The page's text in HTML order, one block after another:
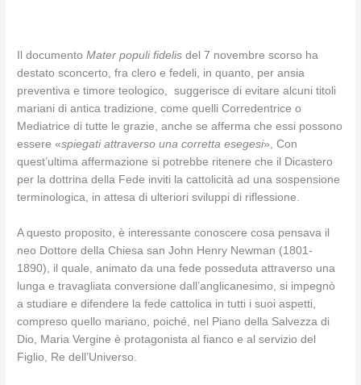
Il documentoMater populi fidelis del 7 novembre scorso ha
destato sconcerto, fra clero e fedeli, in quanto, per ansia
preventiva e timore teologico, suggerisce di evitare alcuni titoli
mariani di antica tradizione, come quelli Corredentrice o
Mediatrice di tutte le grazie, anche se afferma che essi possono
essere «spiegati attraverso una corretta esegesi», Con
quest’ultima affermazione si potrebbe ritenere che il Dicastero
per la dottrina della Fede inviti la cattolicità ad una sospensione
terminologica, in attesa di ulteriori sviluppi di riflessione.
A questo proposito, è interessante conoscere cosa pensava il
neo Dottore della Chiesa san John Henry Newman (1801-
1890), il quale, animato da una fede posseduta attraverso una
lunga e travagliata conversione dall’anglicanesimo, si impegnò
a studiare e difendere la fede cattolica in tutti i suoi aspetti,
compreso quello mariano, poiché, nel Piano della Salvezza di
Dio, Maria Vergine è protagonista al fianco e al servizio del
Figlio, Re dell’Universo.